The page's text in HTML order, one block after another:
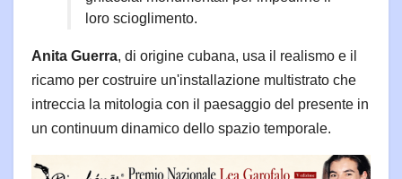
loro scioglimento.
Anita Guerra, di origine cubana, usa il realismo e il
ricamo per costruire un'installazione multistrato che
intreccia la mitologia con il paesaggio del presente in
un continuum dinamico dello spazio temporale.